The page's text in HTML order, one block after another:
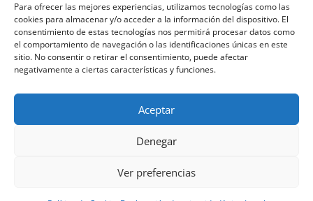
Para ofrecer las mejores experiencias, utilizamos tecnologías como las
cookies para almacenar y/o acceder a la información del dispositivo. El
consentimiento de estas tecnologías nos permitirá procesar datos como
el comportamiento de navegación o las identificaciones únicas en este
sitio. No consentir o retirar el consentimiento, puede afectar
negativamente a ciertas características y funciones.
Aceptar
Denegar
Ver preferencias
Formulario de Datos necesarios para alta
Métodos de pago SEQURA
Métodos de pago
Formulario de Acción Formativa
Formulario de responsabilidad de APPCC
Plantilla formación bonificada
Formulario uso de imagen
Centros colaboradores
Learning Galicia, S.L. - CIF B70080106 - Diseño y